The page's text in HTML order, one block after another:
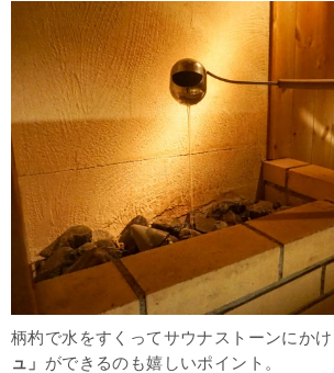
柄杓で水をすくってサウナストーンにかけ
ュ」 ができるのも嬉しいポイント。